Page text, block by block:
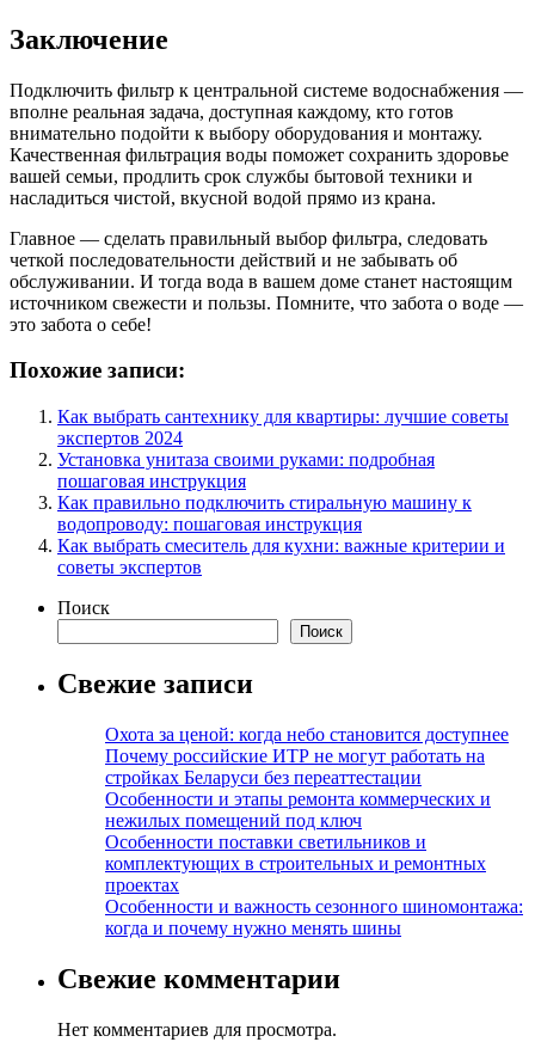
Заключение
Подключить фильтр к центральной системе водоснабжения —
вполне реальная задача, доступная каждому, кто готов
внимательно подойти к выбору оборудования и монтажу.
Качественная фильтрация воды поможет сохранить здоровье
вашей семьи, продлить срок службы бытовой техники и
насладиться чистой, вкусной водой прямо из крана.
Главное — сделать правильный выбор фильтра, следовать
четкой последовательности действий и не забывать об
обслуживании. И тогда вода в вашем доме станет настоящим
источником свежести и пользы. Помните, что забота о воде —
это забота о себе!
Похожие записи:
Как выбрать сантехнику для квартиры: лучшие советы
экспертов 2024
Установка унитаза своими руками: подробная
пошаговая инструкция
Как правильно подключить стиральную машину к
водопроводу: пошаговая инструкция
Как выбрать смеситель для кухни: важные критерии и
советы экспертов
Поиск
Поиск
Свежие записи
Охота за ценой: когда небо становится доступнее
Почему российские ИТР не могут работать на
стройках Беларуси без переаттестации
Особенности и этапы ремонта коммерческих и
нежилых помещений под ключ
Особенности поставки светильников и
комплектующих в строительных и ремонтных
проектах
Особенности и важность сезонного шиномонтажа:
когда и почему нужно менять шины
Свежие комментарии
Нет комментариев для просмотра.